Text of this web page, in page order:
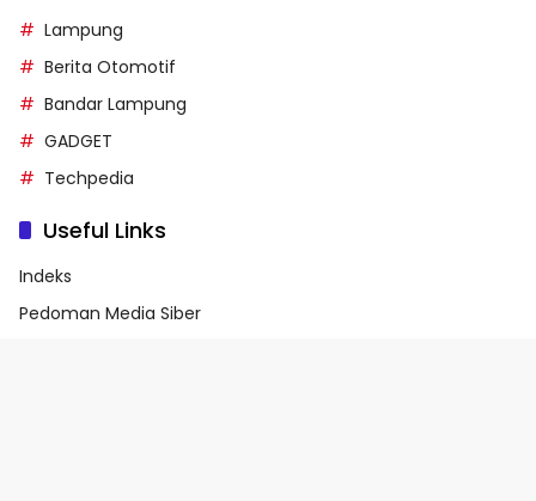
Lampung
Berita Otomotif
Bandar Lampung
GADGET
Techpedia
Useful Links
Indeks
Pedoman Media Siber